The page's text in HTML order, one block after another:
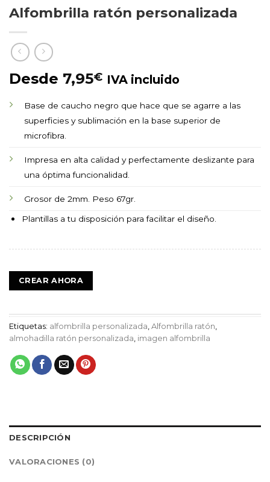
Alfombrilla ratón personalizada
Desde 7,95€ IVA incluido
Base de caucho negro que hace que se agarre a las
superficies y sublimación en la base superior de
microfibra.
Impresa en alta calidad y perfectamente deslizante para
una óptima funcionalidad.
Grosor de 2mm. Peso 67gr.
Plantillas a tu disposición para facilitar el diseño.
CREAR AHORA
Etiquetas: alfombrilla personalizada Alfombrilla ratón
almohadilla ratón personalizada imagen alfombrilla
DESCRIPCIÓN
VALORACIONES (0)